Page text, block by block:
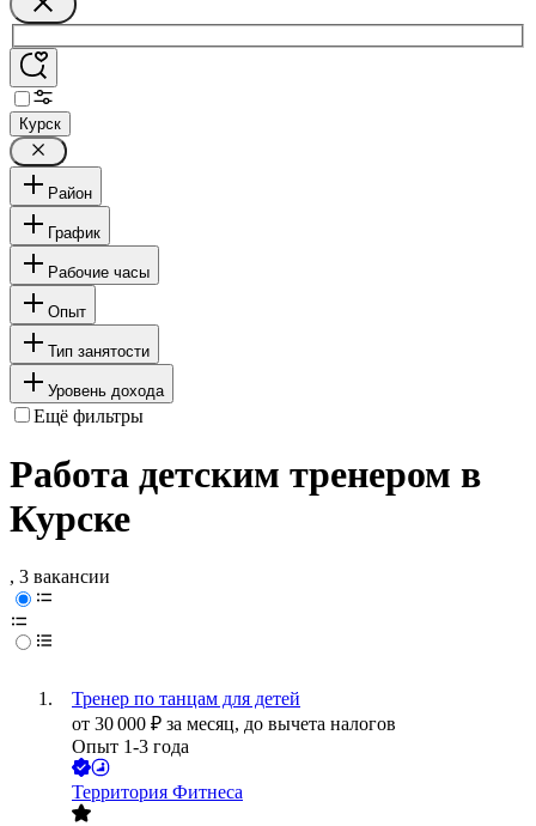
Курск
Район
График
Рабочие часы
Опыт
Тип занятости
Уровень дохода
Ещё фильтры
Работа детским тренером в
Курске
, 3 вакансии
Тренер по танцам для детей
от 30 000 ₽ за месяц, до вычета налогов
Опыт 1-3 года
Территория Фитнеса